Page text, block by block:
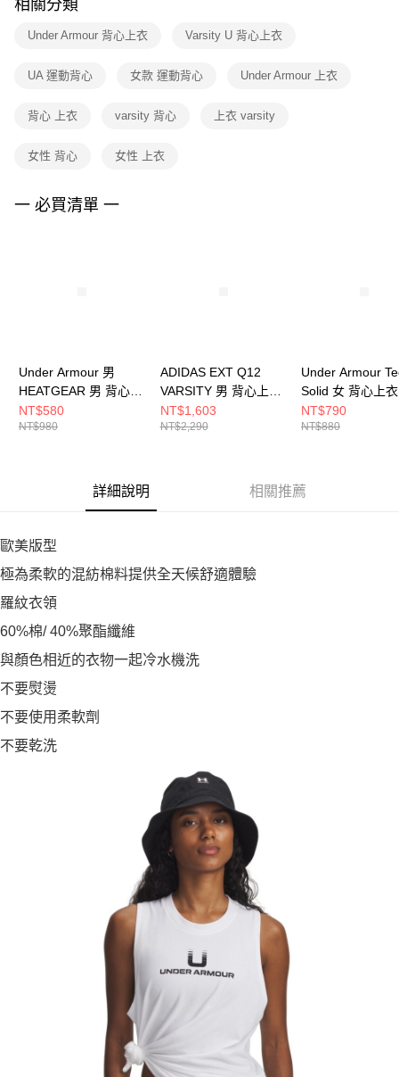
是否繳費成功／繳費後需取消欲退款等相關疑問，請聯繫「AFTEE先享後付
客戶支援中心」https://netprotections.freshdesk.com/support/home
１．透過由恩沛科技股份有限公司提供之「AFTEE先享後付」服務完成之交
權轉讓予恩沛科技股份有限公司。
３．未成年的使用者請事先徵得法定代理人或監護人之同意方可使用
４．使用「AFTEE先享後付」時，將依據個別帳號之用戶狀況，依本公司即
相關分類
Under Armour 背心上衣 Varsity U 背心上衣
UA 運動背心 女款 運動背心 Under Armour 上衣
背心 上衣 varsity 背心 上衣 varsity
女性 背心 女性 上衣
一 必買清單 一
Under Armour 男
HEATGEAR 男 背心上
衣 1368352-001
NT$580
NT$980
ADIDAS EXT Q12
VARSITY 男 背心上衣
JP1003
NT$1,603
NT$2,290
Under Armour
Solid 女 背心上衣
1383655-669
NT$790
NT$880
詳細說明 相關推薦
歐美版型
極為柔軟的混紡棉料提供全天候舒適體驗
羅紋衣領
60%棉/ 40%聚酯纖維
與顏色相近的衣物一起冷水機洗
不要熨燙
不要使用柔軟劑
不要乾洗